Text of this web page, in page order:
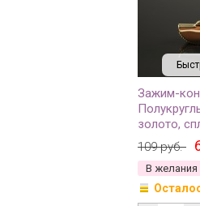
Зажим-
золото,
093, 2шт
109 руб.
В желания